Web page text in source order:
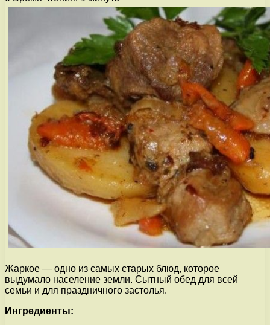
Жаркое — одно из самых старых блюд, которое
выдумало население земли. Сытный обед для всей
семьи и для праздничного застолья.
Ингредиенты: